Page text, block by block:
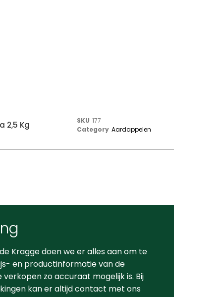
2,5 Kg SKU177
Category Aardappelen
Kragge doen we er alles aan om te
en productinformatie van de
zo accuraat mogelijk is. Bij
kan er altijd contact met ons